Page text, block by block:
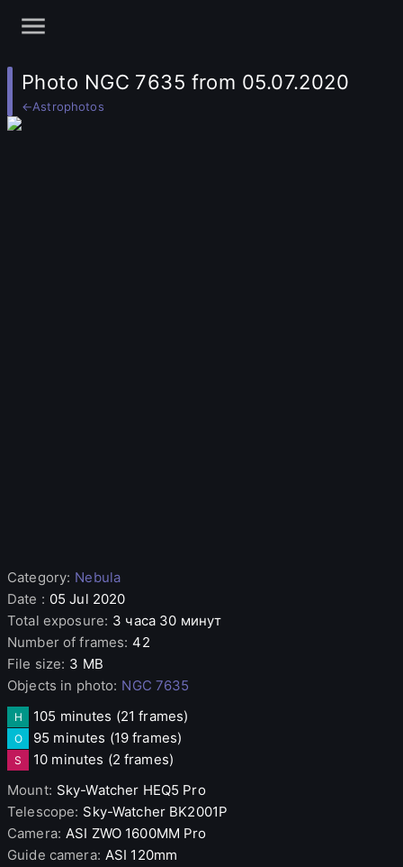
Photo NGC 7635 from 05.07.2020
←Astrophotos
Category: Nebula
Date : 05 Jul 2020
Total exposure: 3 часа 30 минут
Number of frames: 42
File size: 3 MB
Objects in photo: NGC 7635
H 105 minutes (21 frames)
O 95 minutes (19 frames)
S 10 minutes (2 frames)
Mount: Sky-Watcher HEQ5 Pro
Telescope: Sky-Watcher BK2001P
Camera: ASI ZWO 1600MM Pro
Guide camera: ASI 120mm